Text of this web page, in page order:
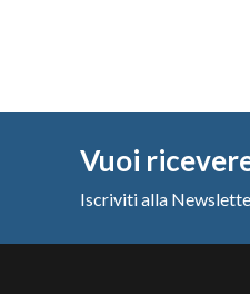
Vuoi
Iscriviti alla